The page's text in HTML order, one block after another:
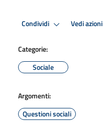
Condividi Vedi azioni
Categorie:
Sociale
Argomenti:
Questioni sociali